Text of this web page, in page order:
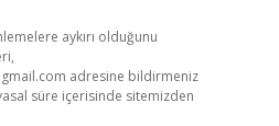
aykırı olduğunu
adresine bildirmeniz
süre içerisinde sitemizden